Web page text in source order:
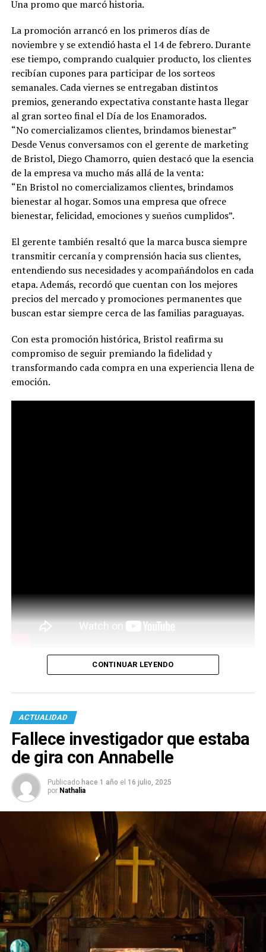
Una promo que marcó historia.
La promoción arrancó en los primeros días de
noviembre y se extendió hasta el 14 de febrero. Durante
ese tiempo, comprando cualquier producto, los clientes
recibían cupones para participar de los sorteos
semanales. Cada viernes se entregaban distintos
premios, generando expectativa constante hasta llegar
al gran sorteo final el Día de los Enamorados.
“No comercializamos clientes, brindamos bienestar”
Desde Venus conversamos con el gerente de marketing
de Bristol, Diego Chamorro, quien destacó que la esencia
de la empresa va mucho más allá de la venta:
“En Bristol no comercializamos clientes, brindamos
bienestar al hogar. Somos una empresa que ofrece
bienestar, felicidad, emociones y sueños cumplidos”.
El gerente también resaltó que la marca busca siempre
transmitir cercanía y comprensión hacia sus clientes,
entendiendo sus necesidades y acompañándolos en cada
etapa. Además, recordó que cuentan con los mejores
precios del mercado y promociones permanentes que
buscan estar siempre cerca de las familias paraguayas.
Con esta promoción histórica, Bristol reafirma su
compromiso de seguir premiando la fidelidad y
transformando cada compra en una experiencia llena de
emoción.
CONTINUAR LEYENDO
ACTUALIDAD
Fallece investigador que estaba
de gira con Annabelle
Publicado hace 1 año el 16 julio, 2025
por Nathalia